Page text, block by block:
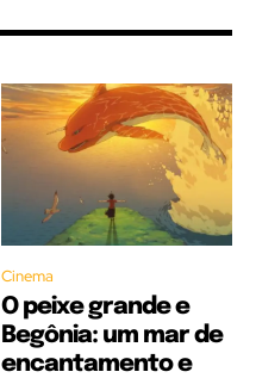
Cinema
O peixe grande e
Begônia: um mar de
encantamento e